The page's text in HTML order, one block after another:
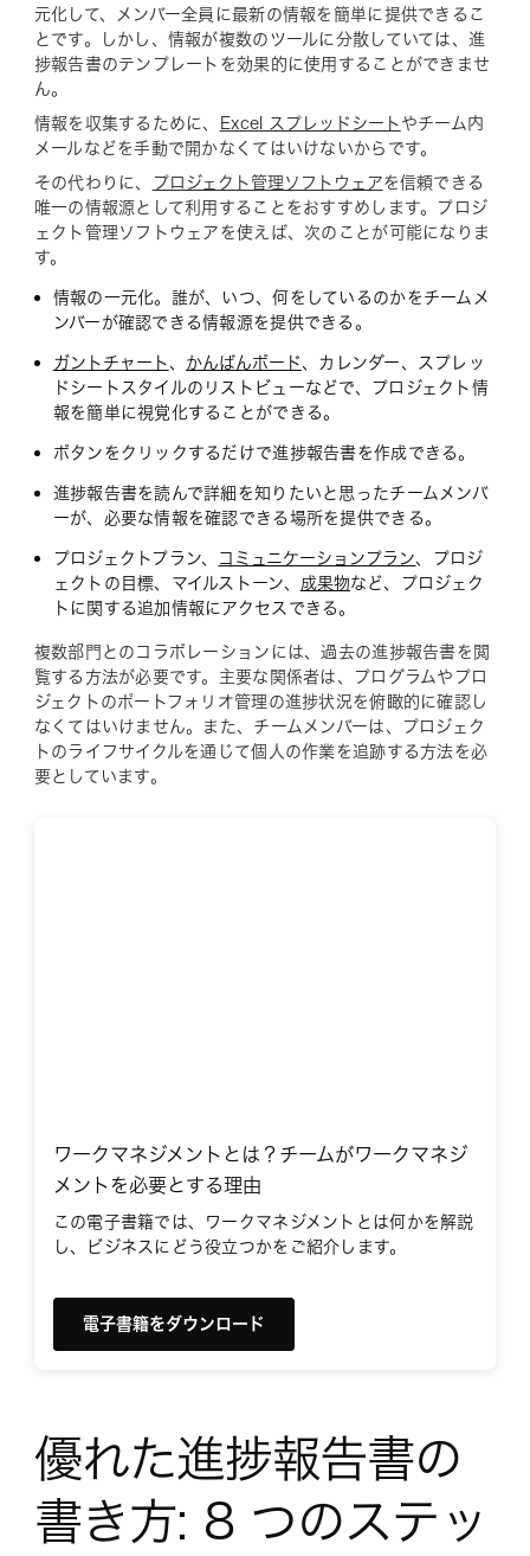
元化して、メンバー全員に最新の情報を簡単に提供できるこ
とです。しかし、情報が複数のツールに分散していては、進
捗報告書のテンプレートを効果的に使用することができませ
ん。
情報を収集するために、 Excel スプレッドシート やチーム内
メールなどを手動で開かなくてはいけないからです。
その代わりに、 プロジェクト管理ソフトウェアを信頼できる
唯一の情報源として利用することをおすすめします。プロジ
ェクト管理ソフトウェアを使えば、次のことが可能になりま
す。
情報の一元化。誰が、いつ、何をしているのかをチームメ
ンバーが確認できる情報源を提供できる。
ガントチャート かんばんボード
、カレンダー、スプレッ
ドシートスタイルのリストビューなどで、プロジェクト情
報を簡単に視覚化することができる。
ボタンをクリックするだけで進捗報告書を作成できる。
進捗報告書を読んで詳細を知りたいと思ったチームメンバ
ーが、必要な情報を確認できる場所を提供できる。
プロジェクトプラン、 コミュニケーションプラン
、プロジ
ェクトの目標、マイルストーン、 成果物など、プロジェク
トに関する追加情報にアクセスできる。
複数部門とのコラボレーションには、過去の進捗報告書を閲
覧する方法が必要です。主要な関係者は、プログラムやプロ
ジェクトのポートフォリオ管理の進捗状況を俯瞰的に確認し
なくてはいけません。また、チームメンバーは、プロジェク
トのライフサイクルを通じて個人の作業を追跡する方法を必
要としています。
ワークマネジメントとは？チームがワークマネジ
メントを必要とする理由
この電子書籍では、ワークマネジメントとは何かを解説
し、ビジネスにどう役立つかをご紹介します。
電子書籍をダウンロード
優れた進捗報告書の
書き方: 8 つのステッ